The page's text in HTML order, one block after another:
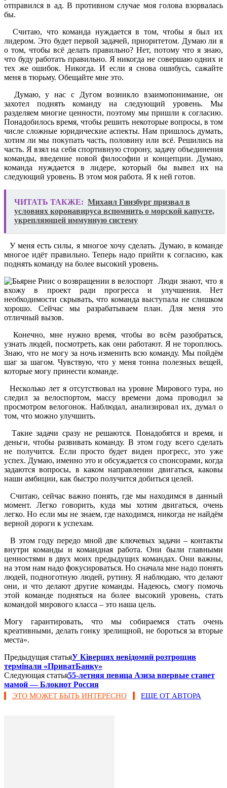
отправился в ад. В противном случае моя голова взорвалась
бы.
Считаю, что команда нуждается в том, чтобы я был их
лидером. Это будет первой задачей, приоритетом. Думаю ли я
о том, чтобы всё делать правильно? Нет, потому что я знаю,
что буду работать правильно. Я никогда не совершаю одних и
тех же ошибок. Никогда. И если я снова ошибусь, сажайте
меня в тюрьму. Обещайте мне это.
Думаю, у нас с Дугом возникло взаимопонимание, он
захотел поднять команду на следующий уровень. Мы
разделяем многие ценности, поэтому мы пришли к согласию.
Понадобилось время, чтобы решить некоторые вопросы, в том
числе сложные юридические аспекты. Нам пришлось думать,
хотим ли мы покупать часть, половину или всё. Решились на
часть. Я взял на себя спортивную сторону, задачу объединения
команды, введение новой философии и концепции. Думаю,
команда нуждается в лидере, который бы вывел их на
следующий уровень. В этом моя работа. Я к ней готов.
ЧИТАТЬ ТАКЖЕ: Михаил Гинзбург призвал в
условиях коронавируса вспомнить о морской капусте,
укрепляющей иммунную систему
У меня есть силы, я многое хочу сделать. Думаю, в команде
многое идёт правильно. Теперь надо прийти к согласию, как
поднять команду на более высокий уровень.
Люди знают, что я
вхожу в проект ради прогресса и улучшения. Нет
необходимости скрывать, что команда выступала не слишком
хорошо. Сейчас мы разрабатываем план. Для меня это
отличный вызов.
Конечно, мне нужно время, чтобы во всём разобраться,
узнать людей, посмотреть, как они работают. Я не тороплюсь.
Знаю, что не могу за ночь изменить всю команду. Мы пойдём
шаг за шагом. Чувствую, что у меня тонна полезных вещей,
которые могу принести команде.
Несколько лет я отсутствовал на уровне Мирового тура, но
следил за велоспортом, массу времени дома проводил за
просмотром велогонок. Наблюдал, анализировал их, думал о
том, что можно улучшить.
Такие задачи сразу не решаются. Понадобятся и время, и
деньги, чтобы развивать команду. В этом году всего сделать
не получится. Если просто будет виден прогресс, это уже
успех. Думаю, именно это и обсуждается со спонсорами, когда
задаются вопросы, в каком направлении двигаться, каковы
наши амбиции, как быстро получится добиться целей.
Считаю, сейчас важно понять, где мы находимся в данный
момент. Легко говорить, куда мы хотим двигаться, очень
легко. Но если мы не знаем, где находимся, никогда не найдём
верной дороги к успехам.
В этом году передо мной две ключевых задачи – контакты
внутри команды и командная работа. Они были главными
ценностями в двух моих предыдущих командах. Они важны,
на этом нам надо фокусироваться. Но сначала мне надо понять
людей, подноготную людей, рутину. Я наблюдаю, что делают
они, и что делают другие команды. Надеюсь, смогу помочь
этой команде подняться на более высокий уровень, стать
командой мирового класса – это наша цель.
Могу гарантировать, что мы собираемся стать очень
креативными, делать гонку зрелищной, не бороться за вторые
места».
Предыдущая статьяУ Ківерцях невідомий розтрощив
термінали «ПриватБанку»
Следующая статья55-летняя певица Азиза впервые станет
мамой — Блокнот Россия
ЭТО МОЖЕТ БЫТЬ ИНТЕРЕСНО ЕЩЕ ОТ АВТОРА